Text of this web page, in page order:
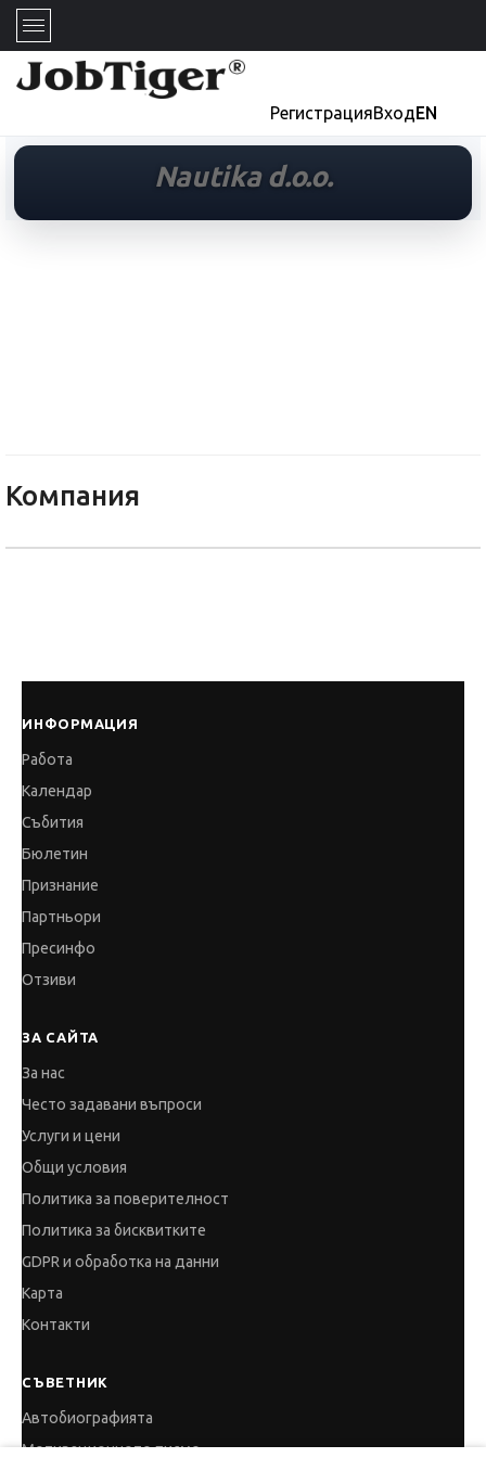
РегистрацияВходEN
Nautika d.o.o.
Компания
ИНФОРМАЦИЯ
Работа
Календар
Събития
Бюлетин
Признание
Партньори
Пресинфо
Отзиви
ЗА САЙТА
За нас
Често задавани въпроси
Услуги и цени
Общи условия
Политика за поверителност
Политика за бисквитките
GDPR и обработка на данни
Карта
Контакти
СЪВЕТНИК
Автобиографията
Мотивационното писмо